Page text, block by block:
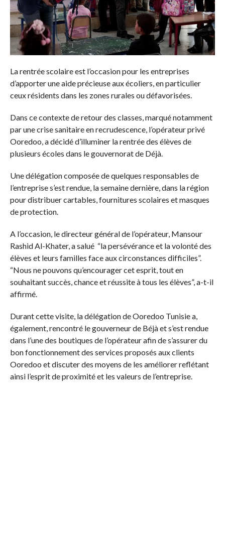
La rentrée scolaire est l’occasion pour les entreprises
d’apporter une aide précieuse aux écoliers, en particulier
ceux résidents dans les zones rurales ou défavorisées.
Dans ce contexte de retour des classes, marqué notamment
par une crise sanitaire en recrudescence, l’opérateur privé
Ooredoo, a décidé d’illuminer la rentrée des élèves de
plusieurs écoles dans le gouvernorat de Déjà.
Une délégation composée de quelques responsables de
l’entreprise s’est rendue, la semaine dernière, dans la région
pour distribuer cartables, fournitures scolaires et masques
de protection.
A l’occasion, le directeur général de l’opérateur, Mansour
Rashid Al-Khater, a salué “la persévérance et la volonté des
élèves et leurs familles face aux circonstances difficiles”.
“Nous ne pouvons qu’encourager cet esprit, tout en
souhaitant succès, chance et réussite à tous les élèves”, a-t-il
affirmé.
Durant cette visite, la délégation de Ooredoo Tunisie a,
également, rencontré le gouverneur de Béjà et s’est rendue
dans l’une des boutiques de l’opérateur afin de s’assurer du
bon fonctionnement des services proposés aux clients
Ooredoo et discuter des moyens de les améliorer reflétant
ainsi l’esprit de proximité et les valeurs de l’entreprise.